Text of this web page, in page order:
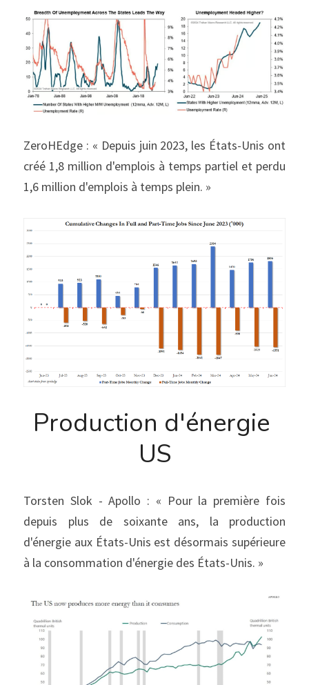
ZeroHEdge : « Depuis juin 2023, les États-Unis ont
créé 1,8 million d'emplois à temps partiel et perdu
1,6 million d'emplois à temps plein. »
Production d'énergie
US
Torsten Slok - Apollo : « Pour la première fois
depuis plus de soixante ans, la production
d'énergie aux États-Unis est désormais supérieure
à la consommation d'énergie des États-Unis. »